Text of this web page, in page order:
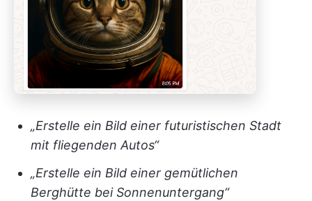
„Erstelle ein Bild einer futuristischen Stadt
mit fliegenden Autos“
„Erstelle ein Bild einer gemütlichen
Berghütte bei Sonnenuntergang“